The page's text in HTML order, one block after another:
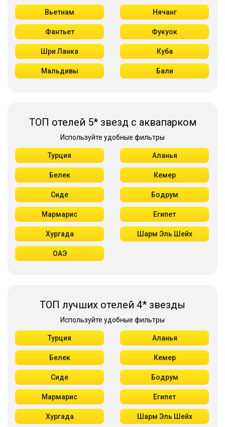
Вьетнам Нячанг
Фантьет Фукуок
Шри Ланка Куба
Мальдивы Бали
ТОП отелей 5* звезд с аквапарком
Используйте удобные фильтры
Турция Аланья
Белек Кемер
Сиде Бодрум
Мармарис Египет
Хургада Шарм Эль Шейх
ОАЭ
ТОП лучших отелей 4* звезды
Используйте удобные фильтры
Турция Аланья
Белек Кемер
Сиде Бодрум
Мармарис Египет
Хургада Шарм Эль Шейх